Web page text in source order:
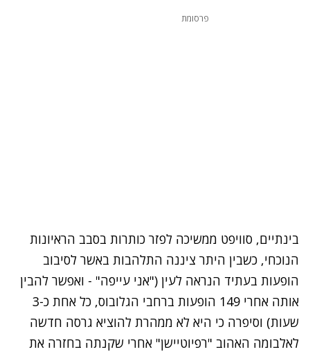
פרסומת
בינתיים, סוויפט ממשיכה לפזר כותרות בסבב הראיונות
הנוכחי, כשבין היתר ציננה התלהבות באשר לסיבוב
הופעות בעתיד הנראה לעין ("אני עייפה" - ואפשר להבין
אותה אחרי 149 הופעות ברחבי הגלובוס, כל אחת כ-3
שעות) וסיפרה כי היא לא ממהרת להוציא גרסה חדשה
לאלבומה האהוב "רפיוטיישן" אחרי שקנתה בחזרה את